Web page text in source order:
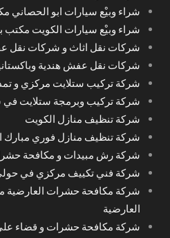
شراء وبيْع سيارات ابو الحصاني
شراء وبيْع سيارات الكويت مكتب
شركات نقل اثاث و شركات نقل
شركات نقل عفش هندية
شركة تركيب ستلايت مركزي و
شركة تركيب وبرمجة ستلايت
شركة تنظيف منازل الكويت
شركة تنظيف منازل فوري مبارك
شركة رش مبيدات و مكافحة
شركة فني تكييف مركزي في حولي
شركة مكافحة حشرات العارضية
العارضية
شركة مكافحة حشرات و قضاء